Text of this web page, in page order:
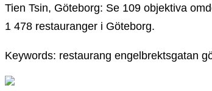
Tien Tsin, Göteborg: Se 109 objektiva
1 478 restauranger i Göteborg.
Keywords: restaurang engelbrektsgatan